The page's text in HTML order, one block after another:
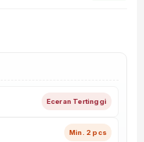
Eceran Tertinggi
Min. 2 pcs